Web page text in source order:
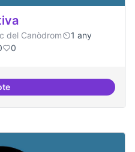
del Canòdrom
1 any
0
Relatoria col·laborativa